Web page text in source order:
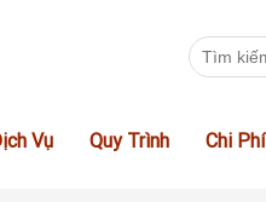
Vụ Quy Trình Chi Phí